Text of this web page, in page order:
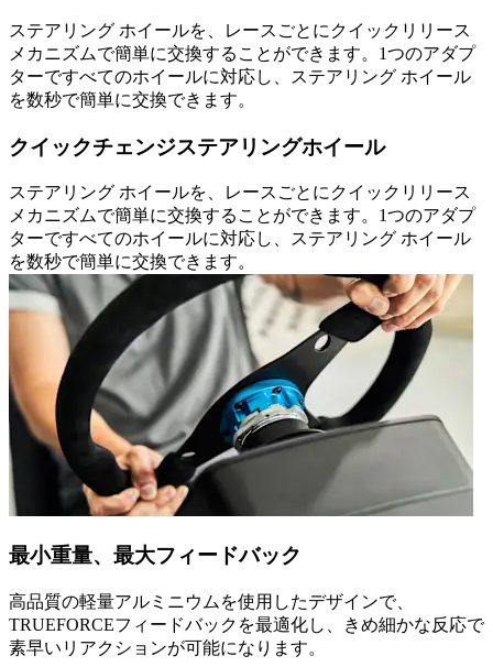
ステアリング ホイールを、レースごとにクイックリリース
メカニズムで簡単に交換することができます。1つのアダプ
ターですべてのホイールに対応し、ステアリング ホイール
を数秒で簡単に交換できます。
クイックチェンジステアリングホイール
ステアリング ホイールを、レースごとにクイックリリース
メカニズムで簡単に交換することができます。1つのアダプ
ターですべてのホイールに対応し、ステアリング ホイール
を数秒で簡単に交換できます。
最小重量、最大フィードバック
高品質の軽量アルミニウムを使用したデザインで、
TRUEFORCEフィードバックを最適化し、きめ細かな反応で
素早いリアクションが可能になります。